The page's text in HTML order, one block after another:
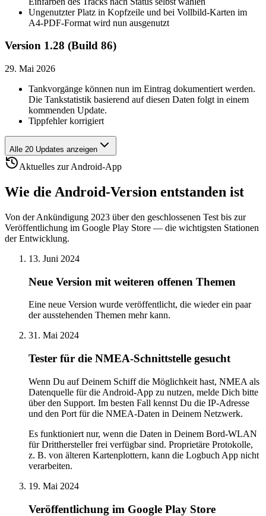
Ungenutzter Platz in Kopfzeile und bei Vollbild-Karten im
A4-PDF-Format wird nun ausgenutzt
Version 1.28 (Build 86)
29. Mai 2026
Tankvorgänge können nun im Eintrag dokumentiert werden.
Die Tankstatistik basierend auf diesen Daten folgt in einem
kommenden Update.
Tippfehler korrigiert
Alle 20 Updates anzeigen
Aktuelles zur Android-App
Wie die Android-Version entstanden ist
Von der Ankündigung 2023 über den geschlossenen Test bis zur
Veröffentlichung im Google Play Store — die wichtigsten Stationen
der Entwicklung.
13. Juni 2024
Neue Version mit weiteren offenen Themen
Eine neue Version wurde veröffentlicht, die wieder ein paar
der ausstehenden Themen mehr kann.
31. Mai 2024
Tester für die NMEA-Schnittstelle gesucht
Wenn Du auf Deinem Schiff die Möglichkeit hast, NMEA als
Datenquelle für die Android-App zu nutzen, melde Dich bitte
über den Support. Im besten Fall kennst Du die IP-Adresse
und den Port für die NMEA-Daten in Deinem Netzwerk.
Es funktioniert nur, wenn die Daten in Deinem Bord-WLAN
für Dritthersteller frei verfügbar sind. Proprietäre Protokolle,
z. B. von älteren Kartenplottern, kann die Logbuch App nicht
verarbeiten.
19. Mai 2024
Veröffentlichung im Google Play Store